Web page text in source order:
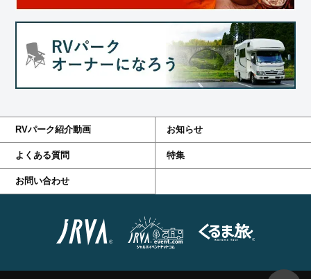
RVパーク紹介動画 お知らせ
よくある質問 特集
お問い合わせ